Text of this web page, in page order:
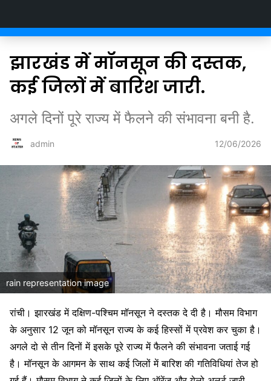
झारखंड में मॉनसून की दस्तक,
कई जिलों में बारिश जारी.
अगले दिनों पूरे राज्य में फैलने की संभावना बनी है.
admin 12/06/2026
rain representation image
रांची। झारखंड में दक्षिण-पश्चिम मॉनसून ने दस्तक दे दी है। मौसम विभाग
के अनुसार 12 जून को मॉनसून राज्य के कई हिस्सों में प्रवेश कर चुका है।
अगले दो से तीन दिनों में इसके पूरे राज्य में फैलने की संभावना जताई गई
है। मॉनसून के आगमन के साथ कई जिलों में बारिश की गतिविधियां तेज हो